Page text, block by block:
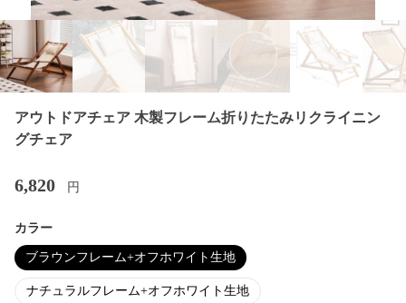
アウトドアチェア 木製フレーム折りたたみリクライニン
グチェア
6,820 円
カラー
ブラウンフレーム+オフホワイト生地
ナチュラルフレーム+オフホワイト生地